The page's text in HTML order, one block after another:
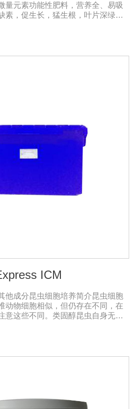
量元素功能性肥料，营养全、易吸
素，促生长，猛生根，叶片深绿，
需求，预防作物因缺素引起的多种
持久，改善作物品质，增产幅度大
种粮、棉、油等大田作物，瓜果蔬
ICM
他成分昆虫细胞培养简介昆虫细胞
动物细胞相似，但仍存在不同，在
意这些不同。类固醇昆虫自身无法
中氨基酸含量很高，培养基中氨基
酸昆虫血液中游离有机酸的含量通
、琥珀酸、草酸和苹果酸等。每只
保持pH值,例如：暴露在空气中，或